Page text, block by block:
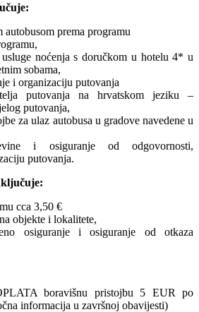
prema programu
noćenja s doručkom u hotelu 4* u
sobama,
i organizaciju putovanja
putovanja na hrvatskom jeziku –
putovanja,
za ulaz autobusa u gradove navedene u
i osiguranje od odgovornosti,
putovanja.
cca 3,50 €
objekte i lokalitete,
osiguranje i osiguranje od otkaza
boravišnu pristojbu 5 EUR po
informacija u završnoj obavijesti)